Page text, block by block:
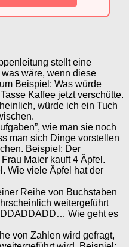
stellt eine
wäre, wenn diese
Beispiel: Was würde
Kaffee jetzt verschütte.
würde ich ein Tuch
wie man sie noch
man sich Dinge vorstellen
Beispiel: Der
Maier kauft 4 Äpfel.
Wie viele Äpfel hat der
Reihe von Buchstaben
weitergeführt
Wie geht es
von Zahlen wird gefragt,